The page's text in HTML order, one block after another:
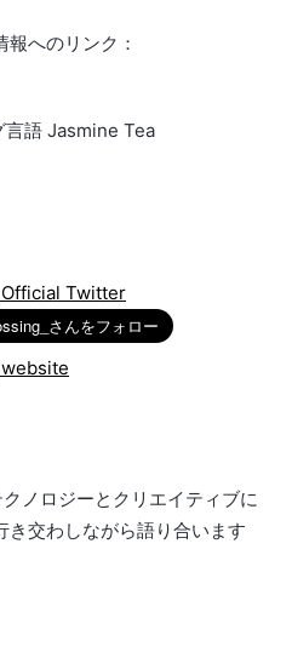
へのリンク：
言語 Jasmine Tea
Twitter
ノロジーとクリエイティブに
交わしながら語り合います